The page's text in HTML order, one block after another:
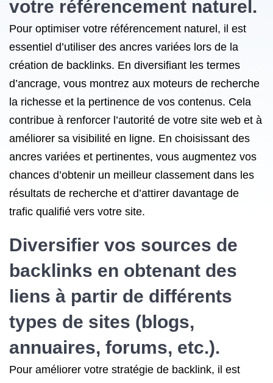
votre référencement naturel.
Pour optimiser votre référencement naturel, il est
essentiel d’utiliser des ancres variées lors de la
création de backlinks. En diversifiant les termes
d’ancrage, vous montrez aux moteurs de recherche
la richesse et la pertinence de vos contenus. Cela
contribue à renforcer l’autorité de votre site web et à
améliorer sa visibilité en ligne. En choisissant des
ancres variées et pertinentes, vous augmentez vos
chances d’obtenir un meilleur classement dans les
résultats de recherche et d’attirer davantage de
trafic qualifié vers votre site.
Diversifier vos sources de
backlinks en obtenant des
liens à partir de différents
types de sites (blogs,
annuaires, forums, etc.).
Pour améliorer votre stratégie de backlink, il est